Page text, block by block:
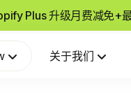
Plus 升级月费减免+
关于我们